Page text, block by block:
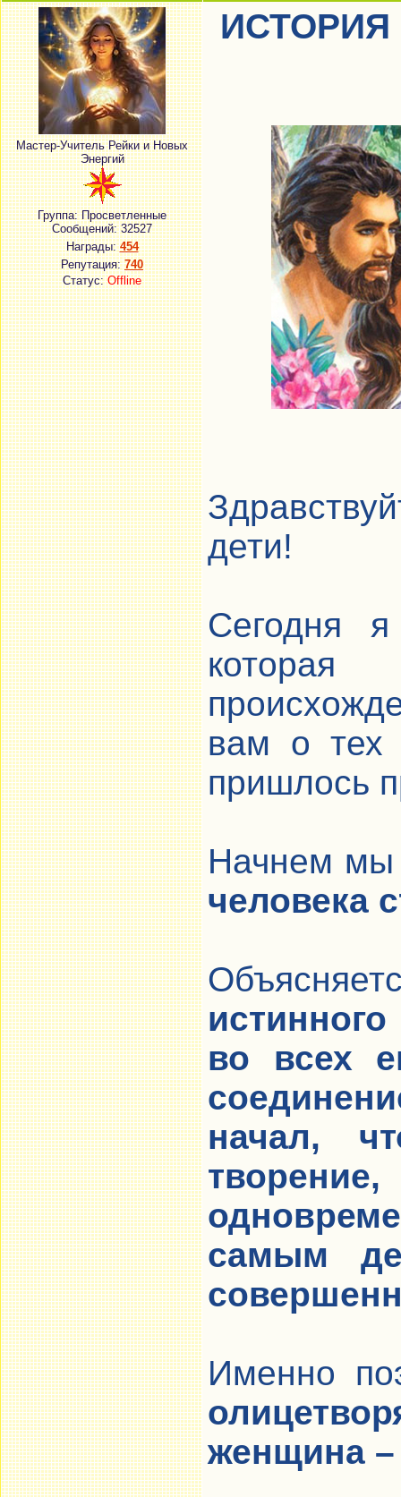
Мастер-Учитель Рейки и Новых
Энергий
Группа: Просветленные
Сообщений:32527
Награды:454
Репутация:740
Статус:Offline
ИСТОРИЯ
дети!
Сегодня
вам о тех
пришлось
Начнем мы
человека
во всех
начал,
самым
Именно
женщина –